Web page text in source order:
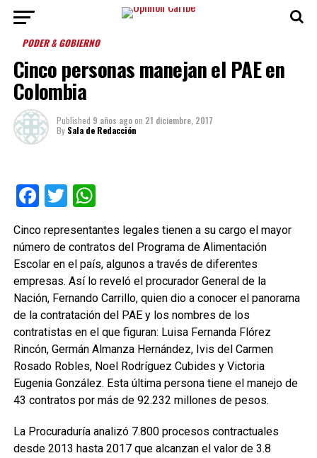
PODER & GOBIERNO
Cinco personas manejan el PAE en
Colombia
Published 9 años agoon 21 diciembre, 2017
By Sala de Redacción
Facebook
TwitterWhatsApp
Cinco representantes legales tienen a su cargo el mayor
número de contratos del Programa de Alimentación
Escolar en el país, algunos a través de diferentes
empresas. Así lo reveló el procurador General de la
Nación, Fernando Carrillo, quien dio a conocer el panorama
de la contratación del PAE y los nombres de los
contratistas en el que figuran: Luisa Fernanda Flórez
Rincón, Germán Almanza Hernández, Ivis del Carmen
Rosado Robles, Noel Rodríguez Cubides y Victoria
Eugenia González. Esta última persona tiene el manejo de
43 contratos por más de 92.232 millones de pesos.
La Procuraduría analizó 7.800 procesos contractuales
desde 2013 hasta 2017 que alcanzan el valor de 3.8